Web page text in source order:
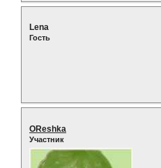
Lena
Гость
OReshka
Участник